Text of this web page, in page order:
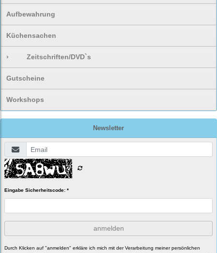
Aufbewahrung
Küchensachen
› Zeitschriften/DVD`s
Gutscheine
Workshops
Newsletter
Eingabe Sicherheitscode: *
anmelden
Durch Klicken auf "anmelden" erkläre ich mich mit der Verarbeitung meiner persönlichen